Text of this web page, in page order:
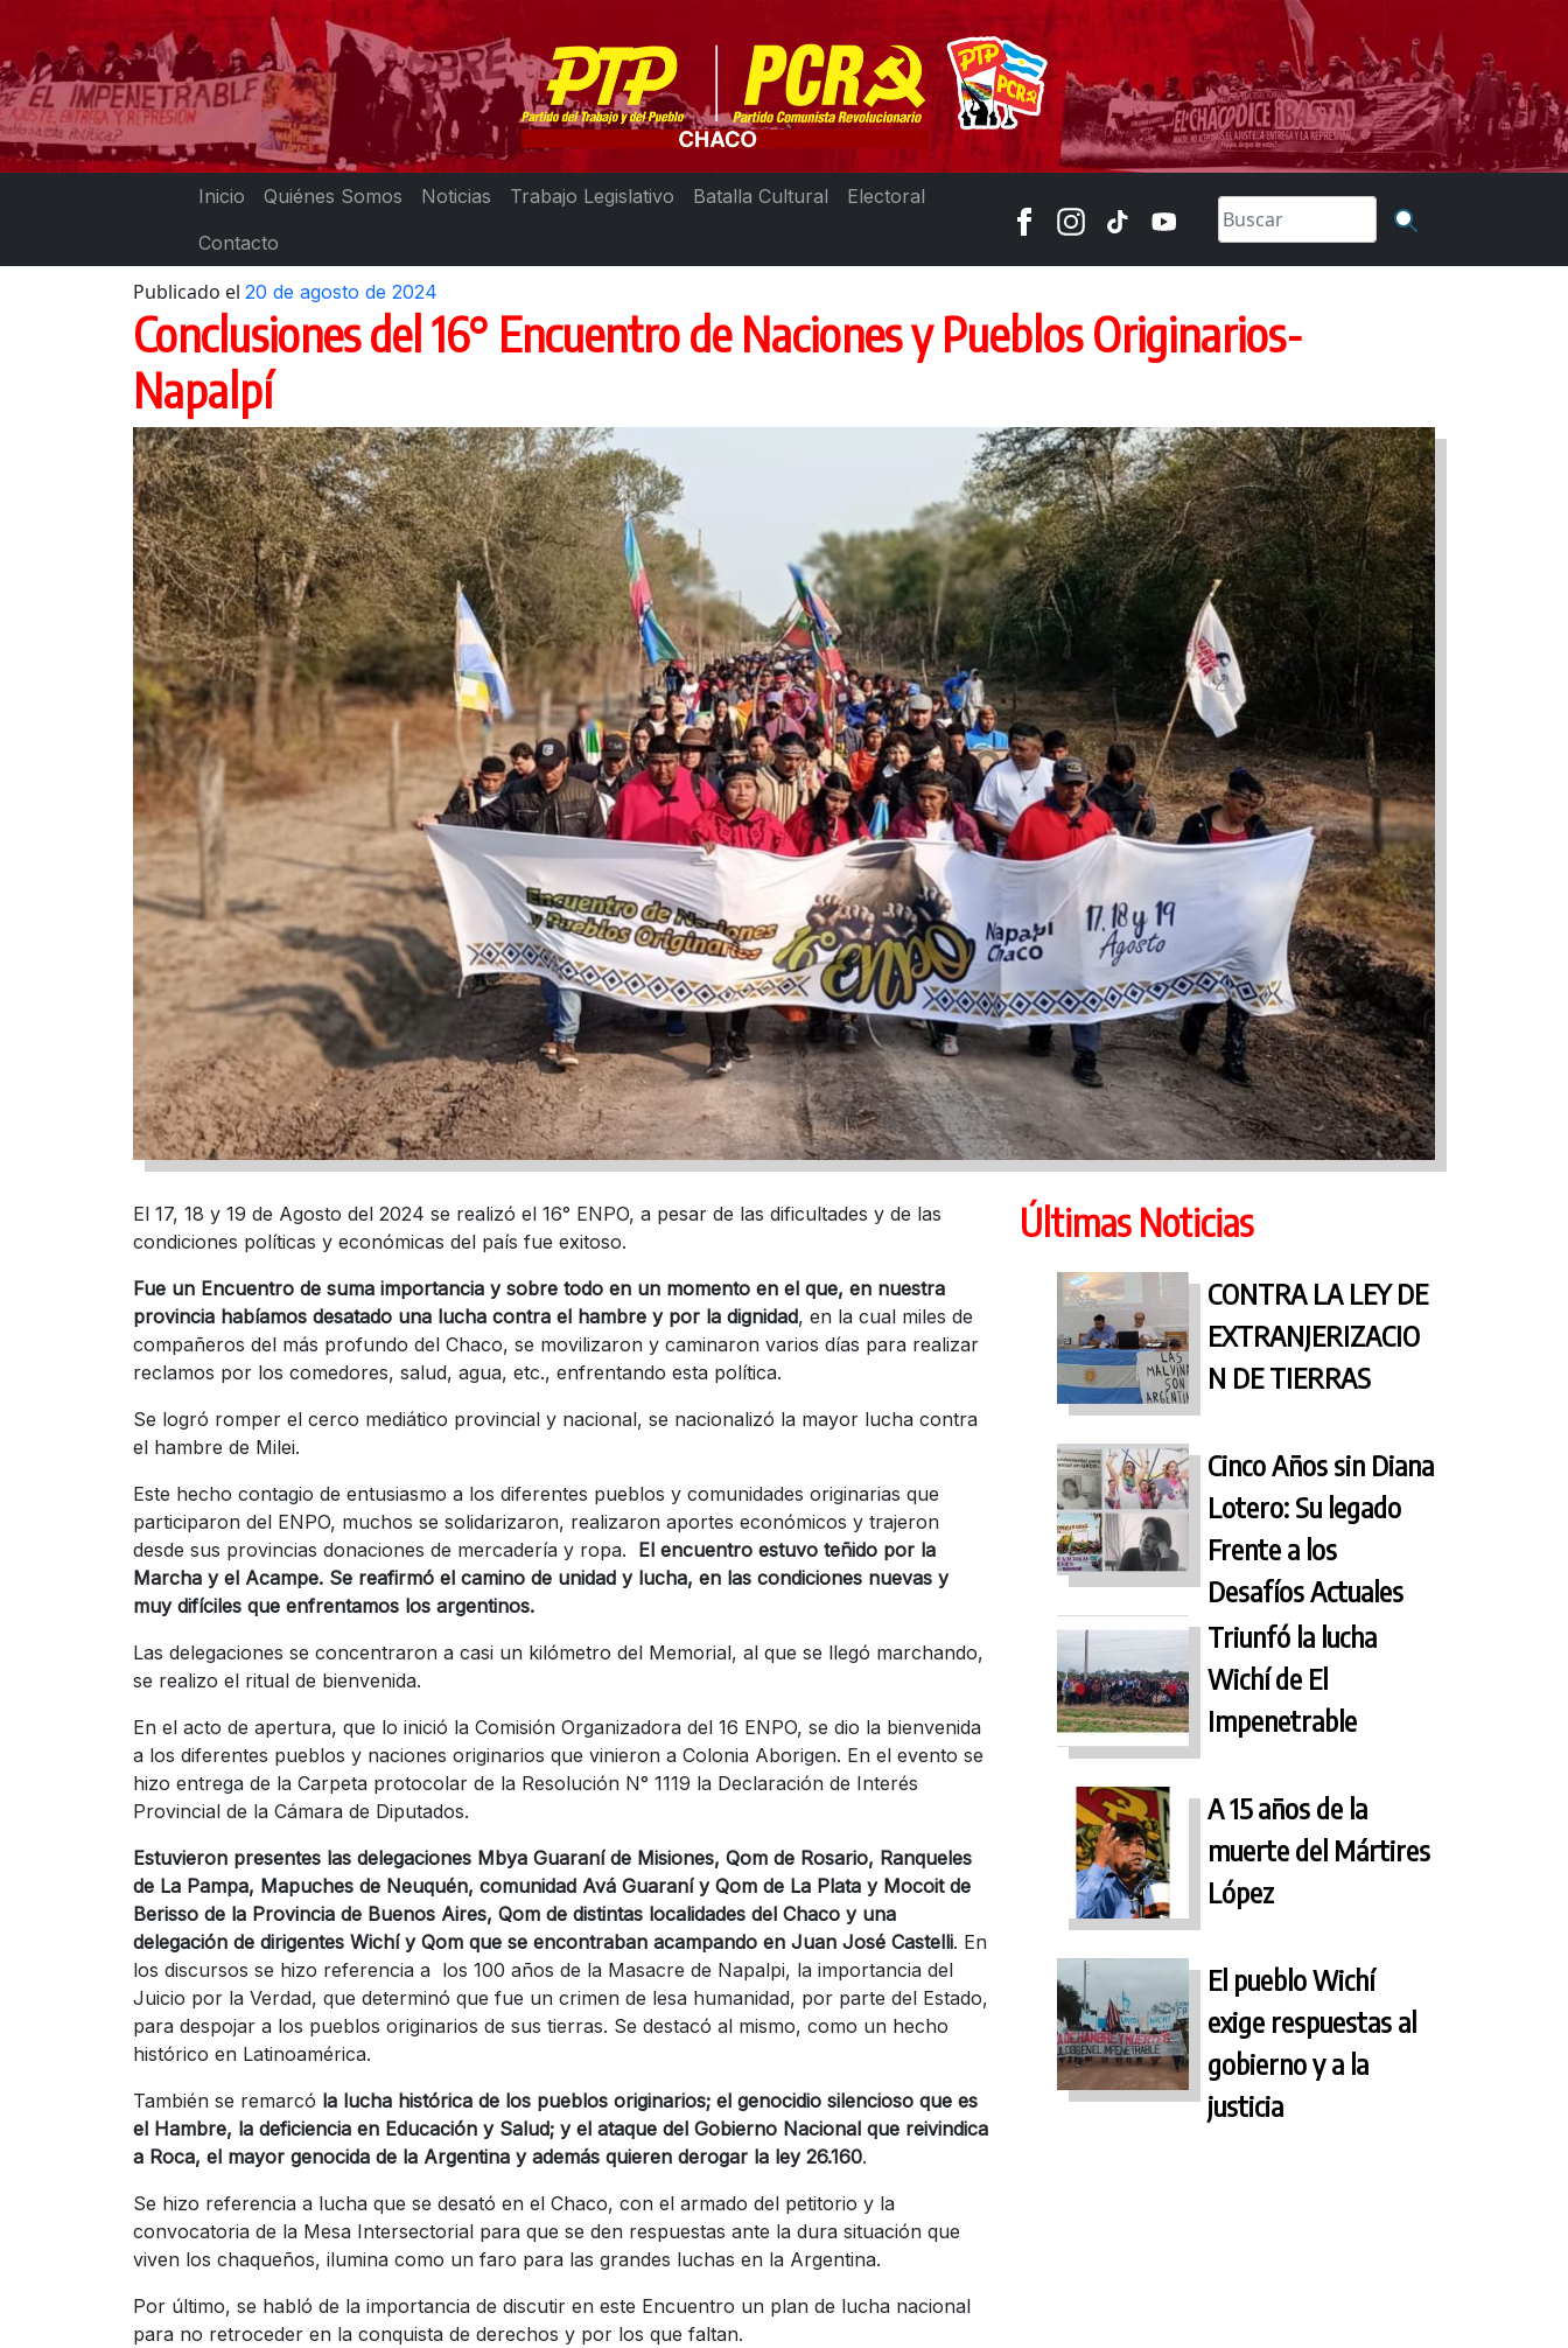
content
Inicio Quiénes Somos Noticias Trabajo Legislativo Batalla Cultural
Electoral
Contacto
Publicado el 20 de agosto de 2024
Conclusiones del 16° Encuentro de Naciones y Pueblos Originarios-
Napalpí
El 17, 18 y 19 de Agosto del 2024 se realizó el 16° ENPO, a pesar de las dificultades y de las
condiciones políticas y económicas del país fue exitoso.
Fue un Encuentro de suma importancia y sobre todo en un momento en el que, en nuestra
provincia habíamos desatado una lucha contra el hambre y por la dignidad, en la cual miles de
compañeros del más profundo del Chaco, se movilizaron y caminaron varios días para realizar
reclamos por los comedores, salud, agua, etc., enfrentando esta política.
Se logró romper el cerco mediático provincial y nacional, se nacionalizó la mayor lucha contra
el hambre de Milei.
Este hecho contagio de entusiasmo a los diferentes pueblos y comunidades originarias que
participaron del ENPO, muchos se solidarizaron, realizaron aportes económicos y trajeron
desde sus provincias donaciones de mercadería y ropa. El encuentro estuvo teñido por la
Marcha y el Acampe. Se reafirmó el camino de unidad y lucha, en las condiciones nuevas y
muy difíciles que enfrentamos los argentinos.
Las delegaciones se concentraron a casi un kilómetro del Memorial, al que se llegó marchando,
se realizo el ritual de bienvenida.
En el acto de apertura, que lo inició la Comisión Organizadora del 16 ENPO, se dio la bienvenida
a los diferentes pueblos y naciones originarios que vinieron a Colonia Aborigen. En el evento se
hizo entrega de la Carpeta protocolar de la Resolución N° 1119 la Declaración de Interés
Provincial de la Cámara de Diputados.
Estuvieron presentes las delegaciones Mbya Guaraní de Misiones, Qom de Rosario, Ranqueles
de La Pampa, Mapuches de Neuquén, comunidad Avá Guaraní y Qom de La Plata y Mocoit de
Berisso de la Provincia de Buenos Aires, Qom de distintas localidades del Chaco y una
delegación de dirigentes Wichí y Qom que se encontraban acampando en Juan José Castelli. En
los discursos se hizo referencia a los 100 años de la Masacre de Napalpi, la importancia del
Juicio por la Verdad, que determinó que fue un crimen de lesa humanidad, por parte del Estado,
para despojar a los pueblos originarios de sus tierras. Se destacó al mismo, como un hecho
histórico en Latinoamérica.
También se remarcó la lucha histórica de los pueblos originarios; el genocidio silencioso que es
el Hambre, la deficiencia en Educación y Salud; y el ataque del Gobierno Nacional que reivindica
a Roca, el mayor genocida de la Argentina y además quieren derogar la ley 26.160.
Se hizo referencia a lucha que se desató en el Chaco, con el armado del petitorio y la
convocatoria de la Mesa Intersectorial para que se den respuestas ante la dura situación que
viven los chaqueños, ilumina como un faro para las grandes luchas en la Argentina.
Por último, se habló de la importancia de discutir en este Encuentro un plan de lucha nacional
para no retroceder en la conquista de derechos y por los que faltan.
Últimas Noticias
CONTRA LA LEY DE
EXTRANJERIZACIO
N DE TIERRAS
Cinco Años sin Diana
Lotero: Su legado
Frente a los
Desafíos Actuales
Triunfó la lucha
Wichí de El
Impenetrable
A 15 años de la
muerte del Mártires
López
El pueblo Wichí
exige respuestas al
gobierno y a la
justicia